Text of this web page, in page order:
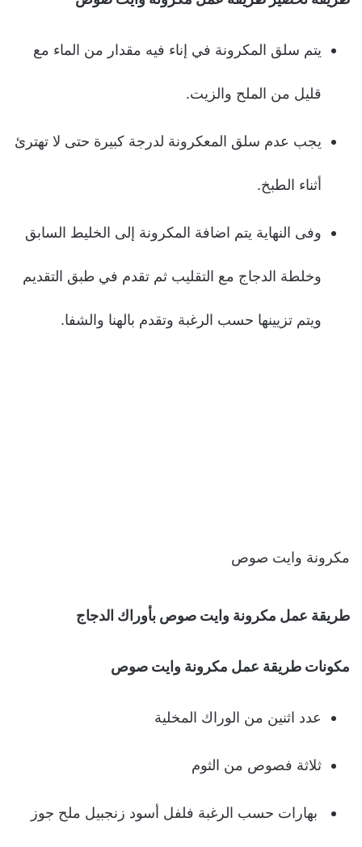
يتم سلق المكرونة في إناء فيه مقدار من الماء مع
قليل من الملح والزيت.
يجب عدم سلق المعكرونة لدرجة كبيرة حتى لا تهترئ
أثناء الطبخ.
وفى النهاية يتم اضافة المكرونة إلى الخليط السابق
وخلطة الدجاج مع التقليب ثم تقدم في طبق التقديم
ويتم تزيينها حسب الرغبة وتقدم بالهنا والشفا.
مكرونة وايت صوص
طريقة عمل مكرونة وايت صوص بأوراك الدجاج
مكونات طريقة عمل مكرونة وايت صوص
عدد اثنين من الوراك المخلية
ثلاثة فصوص من الثوم
بهارات حسب الرغبة فلفل أسود زنجبيل ملح جوز